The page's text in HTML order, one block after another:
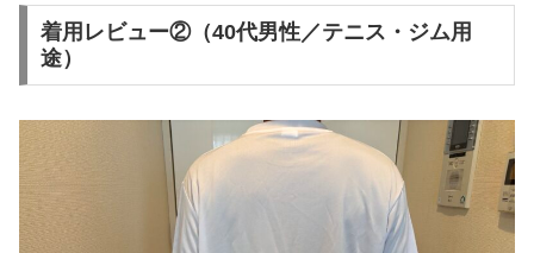
着用レビュー②（40代男性／テニス・ジム用
途）